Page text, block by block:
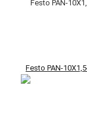
Festo PAN-